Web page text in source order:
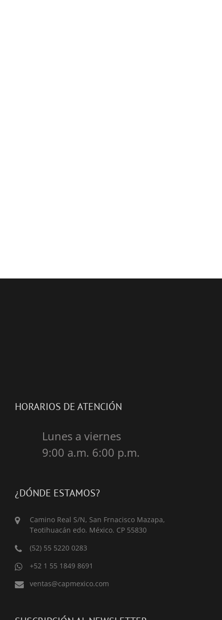
HORARIOS DE ATENCIÓN
Lunes a viernes
9:00 a.m. 6:00 p.m.
¿DÓNDE ESTAMOS?
Camino Real S/N, San Frnacisco Mazapa,
Teotihuacán edo. México. CP 55830
(52) 55 5220 0283
+52 1 55 1849 8691
ventas@capmexico.com